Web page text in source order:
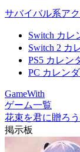
サバイバル系ア
Switch カレ
Switch 2 カ
PS5 カレン
PC カレン
GameWith
ゲーム一覧
花束を君に贈ろ
掲示板